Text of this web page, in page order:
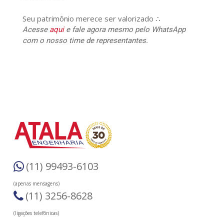
Seu patrimônio merece ser valorizado ∴
Acesse aquie fale agora mesmo pelo WhatsApp
com o nosso time de representantes.
(11) 99493-6103
(apenas mensagens)
(11) 3256-8628
(ligações telefônicas)